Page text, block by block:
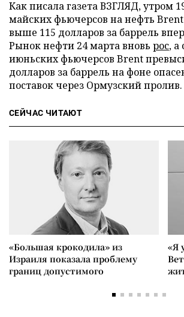
Как писала газета ВЗГЛЯД, утром
майских фьючерсов на нефть Brent
выше 115 долларов за баррель
Рынок нефти 24 марта вновь рос, а
июньских фьючерсов Brent
долларов за баррель на фоне
поставок через Ормузский пролив.
СЕЙЧАС ЧИТАЮТ
«Большая крокодила» из
Израиля показала проблему
границ допустимого
«Я